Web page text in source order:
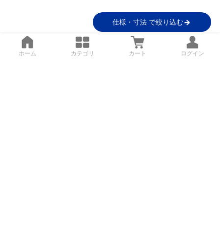
仕様・寸法 で絞り込む
ホーム カテゴリ カート ログイン